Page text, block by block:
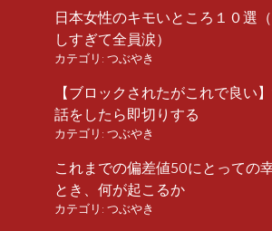
日本女性のキモいところ１０選
しすぎて全員涙）
カテゴリ: つぶやき
【ブロックされたがこれで良い
話をしたら即切りする
カテゴリ: つぶやき
これまでの偏差値50にとっての
とき、何が起こるか
カテゴリ: つぶやき